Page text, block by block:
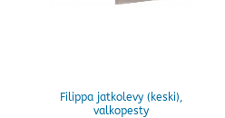
Filippa jatkolevy (keski),
valkopesty